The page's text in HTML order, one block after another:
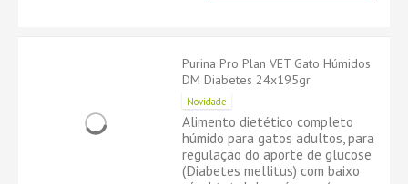
Purina Pro Plan VET Gato Húmidos
DM Diabetes 24x195gr
Novidade
Alimento dietético completo
húmido para gatos adultos, para
regulação do aporte de glucose
(Diabetes mellitus) com baixo